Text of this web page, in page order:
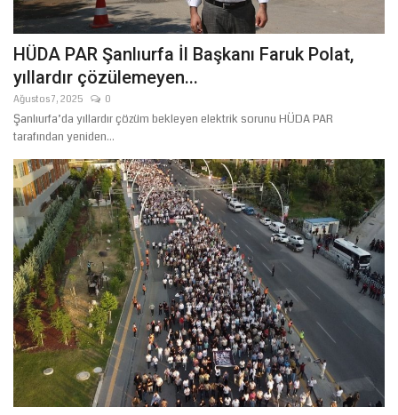
HÜDA PAR Şanlıurfa İl Başkanı Faruk Polat,
yıllardır çözülemeyen...
Ağustos 7, 2025 0
Şanlıurfa’da yıllardır çözüm bekleyen elektrik sorunu HÜDA PAR
tarafından yeniden...